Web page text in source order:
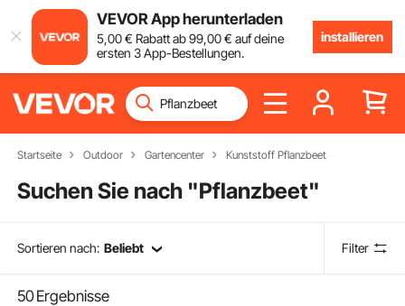
VEVOR App herunterladen
5,00€ Rabatt ab99,00€ auf deine
ersten 3 App-Bestellungen.
installieren
Startseite Outdoor Gartencenter Kunststoff Pflanzbeet
Suchen Sie nach "Pflanzbeet"
Sortieren nach: Beliebt Filter
50Ergebnisse